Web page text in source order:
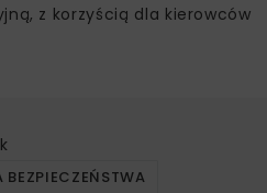
z korzyścią dla kierowców
BEZPIECZEŃSTWA